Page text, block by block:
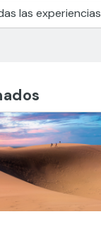
las experiencias